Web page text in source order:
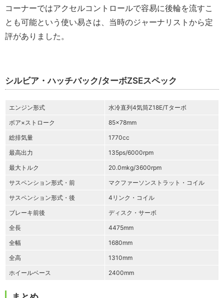
コーナーではアクセルコントロールで容易に後輪を流すこ
とも可能という使い易さは、当時のジャーナリストから定
評がありました。
シルビア・ハッチバック/ターボZSEスペック
エンジン形式
水冷直列4気筒Z18E/Tターボ
ボア×ストローク
85×78mm
総排気量
1770cc
最高出力
135ps/6000rpm
最大トルク
20.0mkg/3600rpm
サスペンション形式・前
マクファーソンストラット・コイル
サスペンション形式・後
4リンク・コイル
ブレーキ前後
ディスク・サーボ
全長
4475mm
全幅
1680mm
全高
1310mm
ホイールベース
2400mm